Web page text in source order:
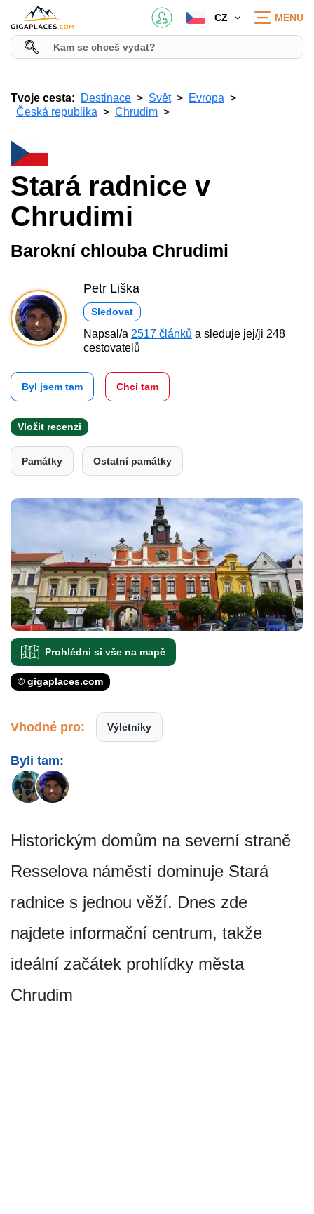
CZ MENU
Tvoje cesta: Destinace Svět
Evropa
Česká republika
Chrudim
Stará radnice v
Chrudimi
Barokní chlouba Chrudimi
Petr Liška
Sledovat
Napsal/a 2517 článků a sleduje jej/ji 248
cestovatelů
Byl jsem tam Chci tam
Vložit recenzi
Památky Ostatní památky
Prohlédni si vše na mapě
© gigaplaces.com
Vhodné pro: Výletníky
Byli tam:
Historickým domům na severní straně
Resselova náměstí dominuje Stará
radnice s jednou věží. Dnes zde
najdete informační centrum, takže
ideální začátek prohlídky města
Chrudim